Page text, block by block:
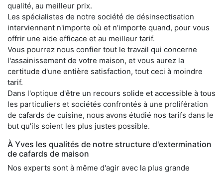
qualité, au meilleur prix.
Les spécialistes de notre société de désinsectisation
interviennent n'importe où et n'importe quand, pour vous
offrir une aide efficace et au meilleur tarif.
Vous pourrez nous confier tout le travail qui concerne
l'assainissement de votre maison, et vous aurez la
certitude d'une entière satisfaction, tout ceci à moindre
tarif.
Dans l'optique d'être un recours solide et accessible à tous
les particuliers et sociétés confrontés à une prolifération
de cafards de cuisine, nous avons étudié nos tarifs dans le
but qu'ils soient les plus justes possible.
À Yves les qualités de notre structure d'extermination
de cafards de maison
Nos experts sont à même d'agir avec la plus grande